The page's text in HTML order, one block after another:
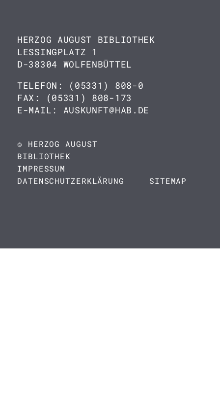
HERZOG AUGUST BIBLIOTHEK
LESSINGPLATZ 1
D-38304 WOLFENBÜTTEL
TELEFON: (05331) 808-0
FAX: (05331) 808-173
E-MAIL: AUSKUNFT@HAB.DE
© HERZOG AUGUST
BIBLIOTHEK
IMPRESSUM
DATENSCHUTZERKLÄRUNG
SITEMAP